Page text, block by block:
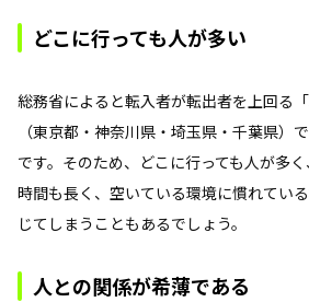
どこに行っても人が多い
総務省によると転入者が転出者を上回る
（東京都・神奈川県・埼玉県・千葉県）
です。そのため、どこに行っても人が多
時間も長く、空いている環境に慣れてい
じてしまうこともあるでしょう。
人との関係が希薄である